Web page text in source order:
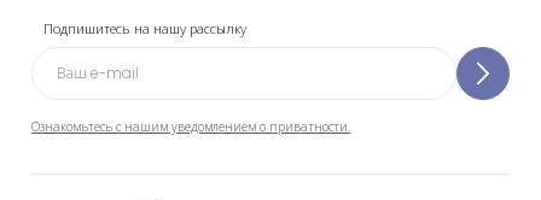
Подпишитесь на нашу рассылку
Ознакомьтесь с нашим уведомлением о приватности.